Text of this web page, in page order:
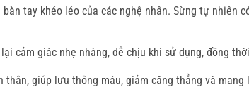
tay khéo léo của các nghệ nhân. Sừng tự nhiên
cảm giác nhẹ nhàng, dễ chịu khi sử dụng, đồng
thân, giúp lưu thông máu, giảm căng thẳng và